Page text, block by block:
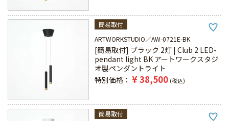
簡易取付
ARTWORKSTUDIO
AW-0721E-BK
[簡易取付] ブラック 2灯 | Club 2 LED-
pendant light BK アートワークスタジ
オ製ペンダントライト
特別価格
¥38,500 税込
簡易取付